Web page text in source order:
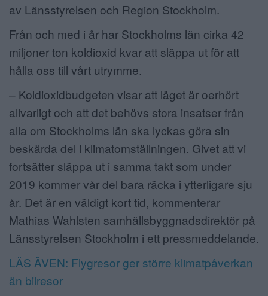
av Länsstyrelsen och Region Stockholm.
Från och med i år har Stockholms län cirka 42
miljoner ton koldioxid kvar att släppa ut för att
hålla oss till vårt utrymme.
– Koldioxidbudgeten visar att läget är oerhört
allvarligt och att det behövs stora insatser från
alla om Stockholms län ska lyckas göra sin
beskärda del i klimatomställningen. Givet att vi
fortsätter släppa ut i samma takt som under
2019 kommer vår del bara räcka i ytterligare sju
år. Det är en väldigt kort tid, kommenterar
Mathias Wahlsten samhällsbyggnadsdirektör på
Länsstyrelsen Stockholm i ett pressmeddelande.
LÄS ÄVEN: Flygresor ger större klimatpåverkan
än bilresor